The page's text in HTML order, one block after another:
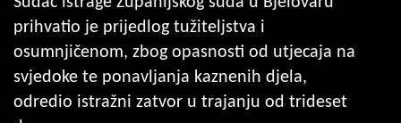
prihvatio je prijedlog tužiteljstva i
osumnjičenom, zbog opasnosti od utjecaja na
svjedoke te ponavljanja kaznenih djela,
odredio istražni zatvor u trajanju od trideset